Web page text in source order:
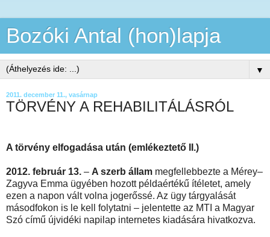
Bozóki Antal (hon)lapja
▼
2011. december 11., vasárnap
TÖRVÉNY A REHABILITÁLÁSRÓL
A törvény elfogadása után (emlékeztető II.)
2012. február 13. – A szerb állam megfellebbezte a Mérey–
Zagyva Emma ügyében hozott példaértékű ítéletet, amely
ezen a napon vált volna jogerőssé. Az ügy tárgyalását
másodfokon is le kell folytatni – jelentette az MTI a Magyar
Szó című újvidéki napilap internetes kiadására hivatkozva.